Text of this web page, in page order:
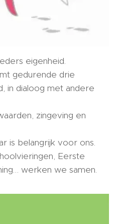
eigenheid.
gedurende drie
in dialoog met andere
zingeving en
is belangrijk voor ons.
Eerste
werken we samen.